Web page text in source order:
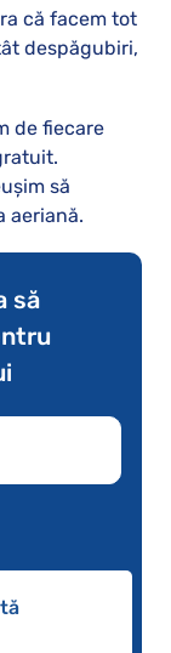
că facem tot
despăgubiri,
de fiecare
să
aeriană.
să